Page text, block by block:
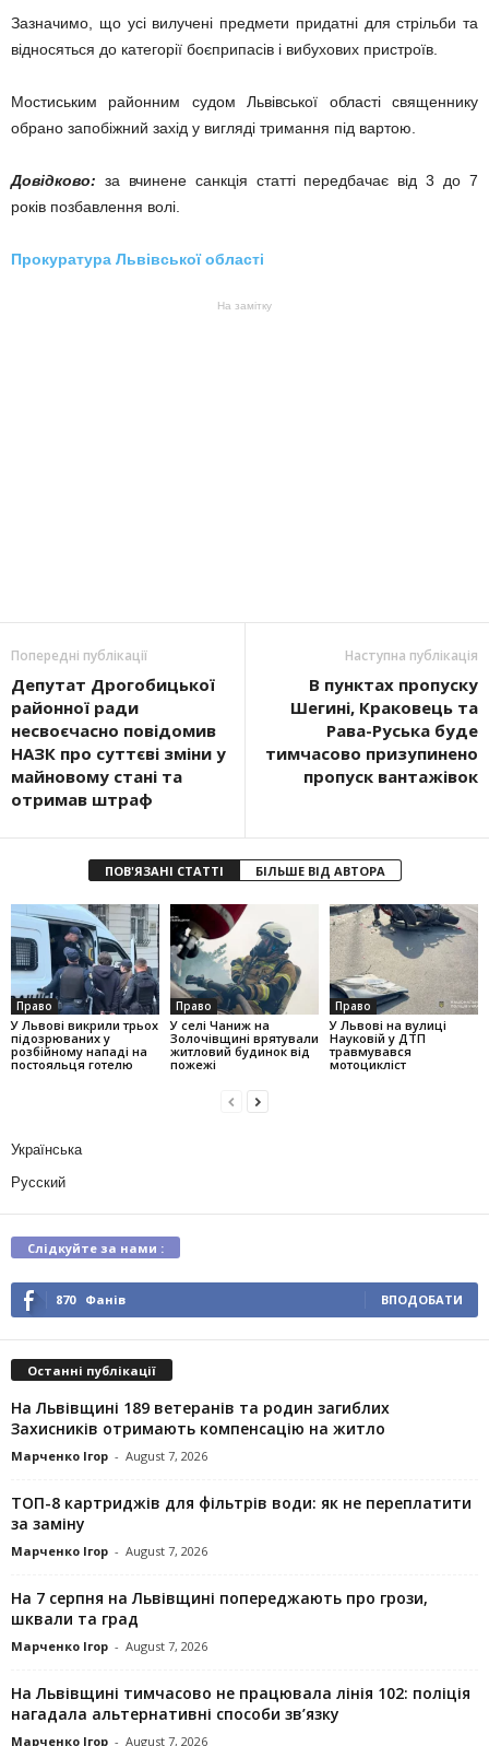
Зазначимо, що усі вилучені предмети придатні для стрільби та
відносяться до категорії боєприпасів і вибухових пристроїв.
Мостиським районним судом Львівської області священнику
обрано запобіжний захід у вигляді тримання під вартою.
Довідково: за вчинене санкція статті передбачає від 3 до 7
років позбавлення волі.
Прокуратура Львівської області
На замітку
Попередні публікації
Депутат Дрогобицької
районної ради
несвоєчасно повідомив
НАЗК про суттєві зміни у
майновому стані та
отримав штраф
Наступна публікація
В пунктах пропуску
Шегині, Краковець та
Рава-Руська буде
тимчасово призупинено
пропуск вантажівок
ПОВ'ЯЗАНІ СТАТТІ БІЛЬШЕ ВІД АВТОРА
Право
У Львові викрили трьох
підозрюваних у
розбійному нападі на
постояльця готелю
Право
У селі Чаниж на
Золочівщині врятували
житловий будинок від
пожежі
Право
У Львові на вулиці
Науковій у ДТП
травмувався
мотоцикліст
Українська
Русский
Слідкуйте за нами :
870 Фанів ВПОДОБАТИ
Останні публікації
На Львівщині 189 ветеранів та родин загиблих
Захисників отримають компенсацію на житло
Марченко Ігор - August 7, 2026
ТОП-8 картриджів для фільтрів води: як не переплатити
за заміну
Марченко Ігор - August 7, 2026
На 7 серпня на Львівщині попереджають про грози,
шквали та град
Марченко Ігор - August 7, 2026
На Львівщині тимчасово не працювала лінія 102: поліція
нагадала альтернативні способи зв’язку
Марченко Ігор - August 7, 2026